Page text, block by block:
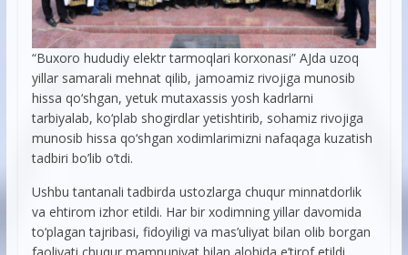
“Buxoro hududiy elektr tarmoqlari korxonasi” AJda uzoq
yillar samarali mehnat qilib, jamoamiz rivojiga munosib
hissa qo‘shgan, yetuk mutaxassis yosh kadrlarni
tarbiyalab, ko‘plab shogirdlar yetishtirib, sohamiz rivojiga
munosib hissa qo‘shgan xodimlarimizni nafaqaga kuzatish
tadbiri bo’lib o’tdi.
Ushbu tantanali tadbirda ustozlarga chuqur minnatdorlik
va ehtirom izhor etildi. Har bir xodimning yillar davomida
to‘plagan tajribasi, fidoyiligi va mas’uliyat bilan olib borgan